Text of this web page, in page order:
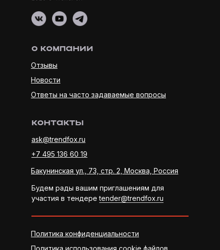
контакты
о компании
Будем рады вашим приглашениям для
участия в тендереtender@trendfox.ru
Бакунинская ул., 73, стр. 2, Москва, Россия
+7 495 136 60 19
ask@trendfox.ru
Политика конфиденциальности
Ответы на часто задаваемые вопросы
Новости
Отзывы